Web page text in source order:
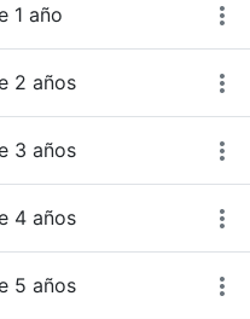
1 año
2 años
3 años
4 años
5 años